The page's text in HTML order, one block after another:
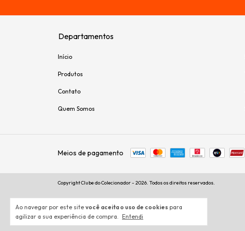
Ao navegar por este site você aceita o uso de cookies para
agilizar a sua experiência de compra. Entendi
Departamentos
Início
Produtos
Contato
Quem Somos
Meios de pagamento
Copyright Clube do Colecionador - 2026. Todos os direitos reservados.